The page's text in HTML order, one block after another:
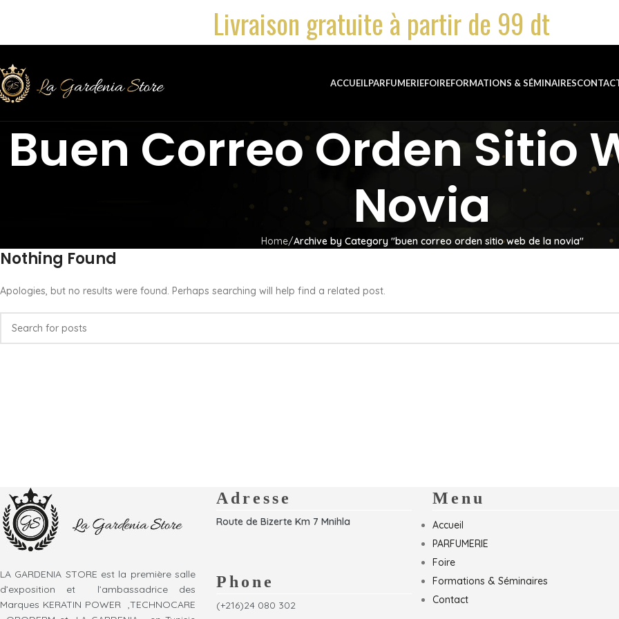
Livraison gratuite à partir de 99 dt
ACCUEILPARFUMERIEFOIREFORMATIONS & SÉMINAIRES
Buen Correo Orden Sitio
Novia
Home Archive by Category "buen correo orden sitio web de la novia"
Nothing Found
Apologies, but no results were found. Perhaps searching will help find a related post.
LA GARDENIA STORE est la première salle
d’exposition et l’ambassadrice des
Marques KERATIN POWER ,TECHNOCARE
Adresse
Route de Bizerte Km 7 Mnihla
Phone
(+216)24 080 302
Menu
Accueil
PARFUMERIE
Foire
Formations & Séminaires
Contact